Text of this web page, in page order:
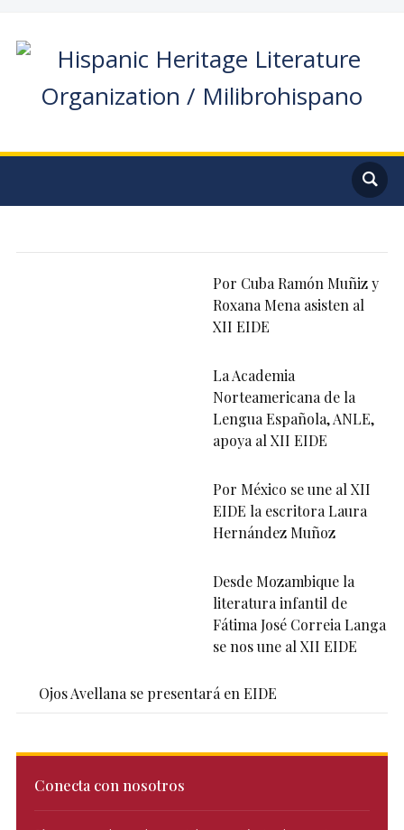
Conecta con nosotros
Por Cuba Ramón Muñiz y
Roxana Mena asisten al
XII EIDE
La Academia
Norteamericana de la
Lengua Española, ANLE,
apoya al XII EIDE
Por México se une al XII
EIDE la escritora Laura
Hernández Muñoz
Desde Mozambique la
literatura infantil de
Fátima José Correia Langa
se nos une al XII EIDE
Ojos Avellana se presentará en EIDE